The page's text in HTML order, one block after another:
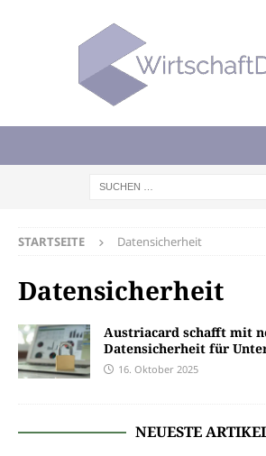
STARTSEITE Datensicherheit
Datensicherheit
Austriacard schafft mit
Datensicherheit für
16. Oktober 2025
NEUESTE